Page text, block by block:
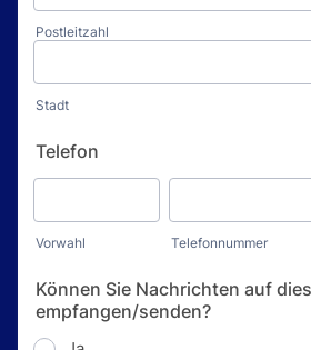
Postleitzahl
Stadt
Telefon
Vorwahl Telefonnummer
Können Sie Nachrichten auf
empfangen/senden?